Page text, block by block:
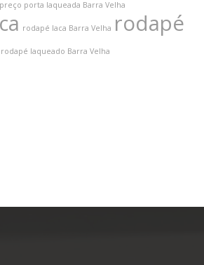
preço porta laqueada Barra Velha
rodapé laca Barra Velha rodapé
rodapé laqueado Barra Velha